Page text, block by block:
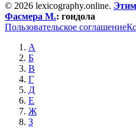
© 2026 lexicography.online.
Фасмера М.: гондола
Пользовательское соглашение
А
Б
В
Г
Д
Е
Ж
З